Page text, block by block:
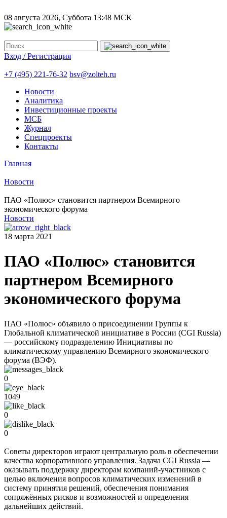
08 августа 2026, Суббота 13:48 МСК
Вход / Регистрация
+7 (495) 221-76-32 bsv@zolteh.ru
Новости
Аналитика
Инвестиционные проекты
МСБ
Журнал
Спецпроекты
Контакты
Главная
Новости
ПАО «Полюс» становится партнером Всемирного
экономического форума
Новости
18 марта 2021
ПАО «Полюс» становится
партнером Всемирного
экономического форума
ПАО «Полюс» объявило о присоединении Группы к
Глобальной климатической инициативе в России (CGI Russia)
— российскому подразделению Инициативы по
климатическому управлению Всемирного экономического
форума (ВЭФ).
0
1049
0
0
Советы директоров играют центральную роль в обеспечении
качества корпоративного управления. Задача CGI Russia —
оказывать поддержку директорам компаний-участников с
целью включения вопросов климатических изменений в
систему принятия решений, обеспечения понимания
сопряжённых рисков и возможностей и определения
дальнейших действий.